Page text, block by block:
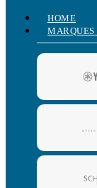
HOME
MARQUES